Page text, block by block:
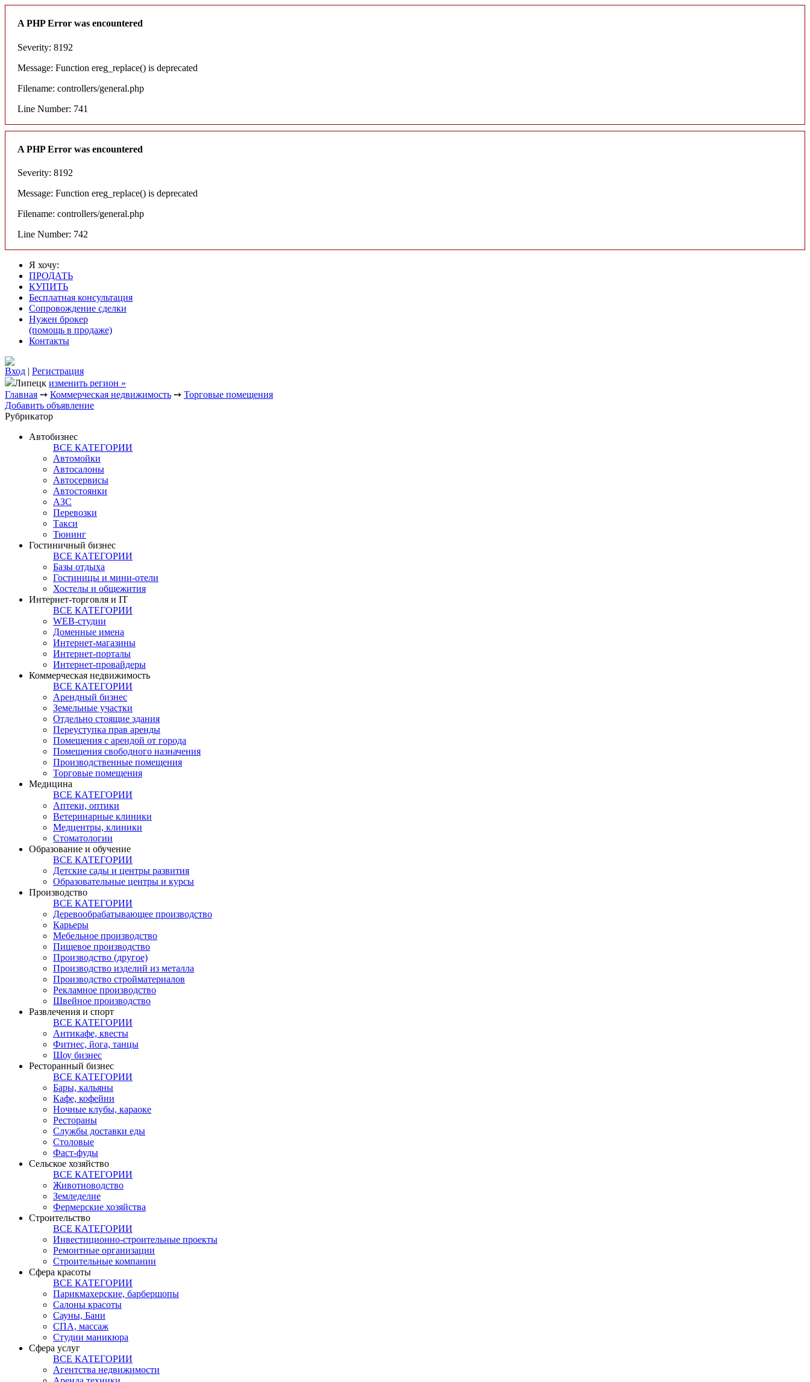
A PHP Error was encountered
Severity: 8192
Message: Function ereg_replace() is deprecated
Filename: controllers/general.php
Line Number: 741
A PHP Error was encountered
Severity: 8192
Message: Function ereg_replace() is deprecated
Filename: controllers/general.php
Line Number: 742
Я хочу:
ПРОДАТЬ
КУПИТЬ
Бесплатная консультация
Сопровождение сделки
Нужен брокер
(помощь в продаже)
Контакты
Вход | Регистрация
Липецк изменить регион »
Главная ➙ Коммерческая недвижимость ➙ Торговые помещения
Добавить объявление
Рубрикатор
Автобизнес
ВСЕ КАТЕГОРИИ
Автомойки
Автосалоны
Автосервисы
Автостоянки
АЗС
Перевозки
Такси
Тюнинг
Гостиничный бизнес
ВСЕ КАТЕГОРИИ
Базы отдыха
Гостиницы и мини-отели
Хостелы и общежития
Интернет-торговля и IT
ВСЕ КАТЕГОРИИ
WEB-студии
Доменные имена
Интернет-магазины
Интернет-порталы
Интернет-провайдеры
Коммерческая недвижимость
ВСЕ КАТЕГОРИИ
Арендный бизнес
Земельные участки
Отдельно стоящие здания
Переуступка прав аренды
Помещения с арендой от города
Помещения свободного назначения
Производственные помещения
Торговые помещения
Медицина
ВСЕ КАТЕГОРИИ
Аптеки, оптики
Ветеринарные клиники
Медцентры, клиники
Стоматологии
Образование и обучение
ВСЕ КАТЕГОРИИ
Детские сады и центры развития
Образовательные центры и курсы
Производство
ВСЕ КАТЕГОРИИ
Деревообрабатывающее производство
Карьеры
Мебельное производство
Пищевое производство
Производство (другое)
Производство изделий из металла
Производство стройматериалов
Рекламное производство
Швейное производство
Развлечения и спорт
ВСЕ КАТЕГОРИИ
Антикафе, квесты
Фитнес, йога, танцы
Шоу бизнес
Ресторанный бизнес
ВСЕ КАТЕГОРИИ
Бары, кальяны
Кафе, кофейни
Ночные клубы, караоке
Рестораны
Службы доставки еды
Столовые
Фаст-фуды
Сельское хозяйство
ВСЕ КАТЕГОРИИ
Животноводство
Земледелие
Фермерские хозяйства
Строительство
ВСЕ КАТЕГОРИИ
Инвестиционно-строительные проекты
Ремонтные организации
Строительные компании
Сфера красоты
ВСЕ КАТЕГОРИИ
Парикмахерские, барбершопы
Салоны красоты
Сауны, Бани
СПА, массаж
Студии маникюра
Сфера услуг
ВСЕ КАТЕГОРИИ
Агентства недвижимости